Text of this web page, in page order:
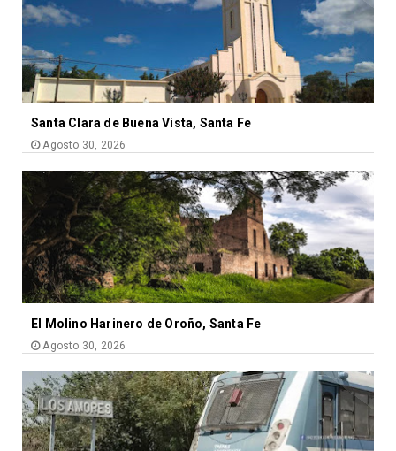
Santa Clara de Buena Vista, Santa Fe
Agosto 30, 2026
El Molino Harinero de Oroño, Santa Fe
Agosto 30, 2026